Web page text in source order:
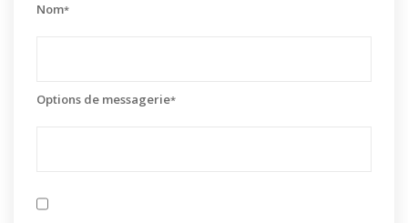
Nom*
Options de messagerie*